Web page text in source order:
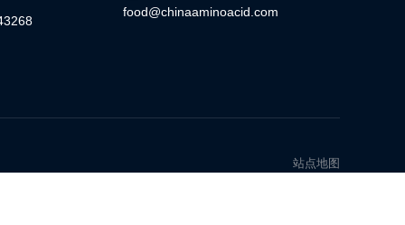
food@chinaaminoacid.com
站点地图